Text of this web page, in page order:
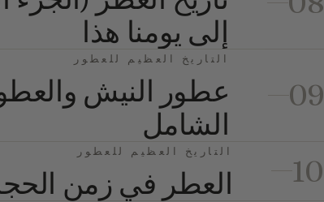
إلى يومنا هذا
09
التاريخ العظيم للعطور
عطور النيش
الشامل
10
التاريخ العظيم للعطور
العطر في زمن